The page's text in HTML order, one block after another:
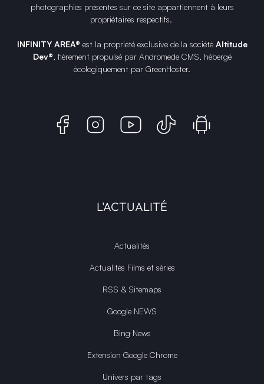
photographies présentes sur ce site appartiennent à leurs
propriétaires respectifs.
INFINITY AREA® est la propriété exclusive de la société Altitude
Dev®, fièrement propulsé par Andromede CMS, hébergé
écologiquement par GreenHoster.
L'ACTUALITÉ
Actualités
Actualités Films et séries
RSS & Sitemaps
Google NEWS
Bing News
Extension Google Chrome
Univers par tags